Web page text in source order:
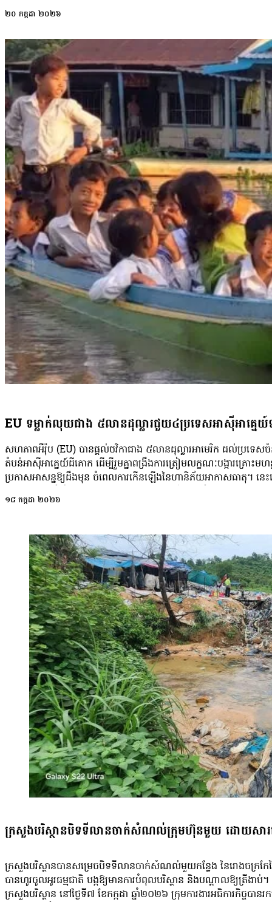
តាមោក តាមរយៈស្ថានីយបូមទឹក ដោយគ្មានប្រព័ន្ធចម្រោះត្រឹមត្រូវ។ ប្រជាពល
ពេញផ្លូវប្រៀបដូចជាព្រិលធ្លាក់ ដែលបញ្ហានេះមិនត្រឹមតែរំខានដល់អ្នកធ្វើដំ
ប៉ុន្តែវាក៏ជាភ្នាក់ងារចម្លងមេរោគថែមទៀតផង។ កំពុងអង្គុយលក់ភេសជ្ជៈនៅក្
ទឹកកប់ស្រូវ ក្នុងខណ្ឌព្រែកព្នៅ អ្នកស្រី ចាន់ សុផា បានរៀបរាប់ថា ក្លិនទឹកស្អុយ
មានអាការៈឈឺក្បាលជាញឹកញាប់ រីឯការរកស៊ីរបស់គាត់ មិនសូវមានអ្នកចូល
អតិថិជនបារម្ភពីផលប៉ះពាល់សុខភាព។អ្នកស្រីត្អូញត្អែរថា៖«ពេលខ្លះក្លិនហ្នឹង
ធ្វើឱ្យខ្ញុំឈឺក្បាលស្ទើរទ្រាំមិនបាន ហើយឥឡូវកើតជំងឺអាលែកហ្ស៊ីច្រមុះថែ
រដូវខ្យល់ធ្លាក់ ពពុះហោះពេញផ្លូវ ប៉ះសាច់ធ្វើឱ្យរមាស់ខ្លាំង ដល់ថ្នាក់ត្រូវផ្អ
មានដែរ។ ចំណែកម៉ូយៗវិញ ឃើញបែបហ្នឹងលែងហ៊ានចូលទិញព្រោះខ្លាចប៉
និយាយបណ្តើរយកដៃខ្ទប់ច្រមុះបណ្តើរ ស្រ្តីវ័យ៤៧ឆ្នាំរូបនេះ បន្តរៀបរាប់រាប់ថ
ហាក់ស៊ាំទៅនឹងក្លិនស្អុយនេះទៅហើយ ប៉ុន្តែគាត់នៅតែមានក្តីបារម្ភថា បើស្
យូរៗទៅ អាចធ្វើឱ្យមានជំងឺធ្ងន់ធ្ងរទៅថ្ងៃមុខ។ បន្ថែមលើនេះ អ្នកស្រីបារម្ភ
ដែលរស់នៅក្បែរនេះ ព្រោះពួកគេងាយរងគ្រោះខ្លាំងជាងមនុស្សចាស់។ អ្នកស្រី
មានការទប់ស្កាត់បន្ទាន់ [ក្លិនទឹកស្អុយ] ព្រោះអីមិនដឹងថា កើតជំងឺអីខ្លះទេ បើ
ពិសេសក្មេង ឧស្សាហ៍ឈឺ ជួនកាលផ្តាសាយ រាគ តែរហូតហ្នឹង!»។ បើតាមអ្ន
បញ្ហាភាយក្លិនស្អុយនេះ កើតមានជាង១០ឆ្នាំមកហើយ ចាប់តាំងពីមានការស
ទឹកនេះមក ប៉ុន្តែអាជ្ញាធរមិនទាន់មានវិធានការណាមួយដើម្បីទប់ស្កាត់ក្លិន
ដល់សុខភាពពលរដ្ឋនោះទេ។ ស្ថានីយបូមទឹកទំនប់កប់ស្រូវ ឬ ហៅថា បឹងតាម
ស្ថាបនាឡើងកាលពីឆ្នាំ​២០០៩ ក្នុងបំណងរំដោះការលិចលង់ ជាពិសេសនៅរដូ
ខាងជើងរាជធានីភ្នំពេញ។ នៅក្បែរកន្លែងបង្ហូរទឹកកខ្វក់នេះ មានផ្ទះប្រជាព
រកស៊ី ដូចជា លក់គ្រឿងភេសជ្ជៈ ចំណីអាហារ ប៉ះកង់ឡានម៉ូតូ រួមទាំងមានអ្នក
ដាច់ ខណៈអ្នកដំណើរមួយចំនួនដែលឆ្លងកាត់តាមតំបន់នេះ ខ្លះយកដៃខ្ទប់ច្រមុះ
ស្អុយនេះ។ កំពុងធ្វើដំណើរឆ្លងកាត់តំបន់នោះ ទាំងមានពាក់ម៉ាសផង បុរសជា
លោក វាសនា វ័យ៦០ឆ្នាំ បានរៀបរាប់ថា ពេលជិះម៉ូតូឆ្លងកាត់ស្ថានីយ៍បូមទឹក
លោក​ជួបការលំបាកក្នុងការដកដង្ហើម ដោយសារតែក្លិនទឹកស្អុយខ្លាំងពេក។
បារម្ភចំពោះសុខភាពផ្ទាល់ខ្លួន ព្រោះលោកត្រូវធ្វើដំណើរឆ្លងកាត់តំបន់នេះ
ការជួយដោះស្រាយបញ្ហានេះឱ្យបានឆាប់ផងដែរ។ លោកបន្តថា៖«អ្វីដែលគួរឱ្
នៅពេលរដូវធ្លាក់ខ្យល់មកដល់ ពពុះទឹកស្អុយពណ៌​សៗទាំងផ្ទាំងៗហោះហើរពេ
ខ្លួនឯងខ្លាំងណាស់ ព្រោះទឹកកខ្វក់ជះក្លិនពុលបែបនេះ បើជិះកាត់ស្រូបវារាល់ថ្
ថ្ងៃណាបង្កជាជំងឺប៉ះពាល់ដល់សួត និងផ្លូវដង្ហើមទេ បើអាជ្ញាធរមិនមានវិធាន
ទាន់ពេលទេនោះ»។ បឹងតាមោក ឬបឹងកប់ស្រូវ គឺជាបឹងធម្មជាតិដ៏ធំមួយដែល
២៣៩ ហិកតា ស្ថិតនៅភាគខាងលិចឆៀងខាងជើងនៃរាជធានីភ្នំពេញ។ បឹងនេ
សំខាន់ជាអាងស្តុកទឹកកខ្វក់ និងប្រព័ន្ធរំដោះទឹកដ៏ចម្បងពីរាជធានីភ្នំពេញ។ ទ
កំពុងត្រូវបានលុបបន្តិចម្តងៗ ជំនួសមកវិញនូវសំណង់បុរី លំនៅដ្ឋាន និងដីឡូតិ៍
កាន់តែរួមតូច។ ដោយឡែក ការបង្ហូរទឹកកក្វក់ចេញពីរាជធានីភ្នំពេញ ចូលទៅ
បង្កឲ្យមានការកើនឡើងនូវពពុះសៗអណ្តែតពេញផ្ទៃទឹក និងរាលដាលតាមច្រ
ពពុះ និងទឹកកខ្វក់ទាំងនេះហើយ ដែលបង្កើតបានជាការបំពុលបរិស្ថាន និងប៉
ដល់សុខភាព និងការរស់នៅប្រចាំថ្ងៃរបស់ប្រជាពលរដ្ឋ។ ជុំវិញបញ្ហានេះ ប្រ
ពេទ្យគុណធម៌កម្ពុជា លោកវេជ្ជបណ្ឌិត អ៊ូច វុឌ្ឍី ពន្យល់ថា ទឹកស្អុយដែលហូរម
មានលាយឡំដោយសារធាតុគីមី ដែលវាបង្កើតជាពពុះដែលបង្កហានិភ័យខ្ព
ធ្ងន់ធ្ងរ។ លោកបន្ថែមថា ការស្រូបយកសារធាតុទាំងនេះក្នុង​រយៈពេលវែង អ
ជំងឺសួតរ៉ាំរ៉ៃ ជំងឺរបេង និងជំងឺសើស្បែកជាដើម។ លោកបញ្ជាក់ថា៖«វាប៉ះព
ពាល់ខួរក្បាល ទីបីប៉ះពាល់ទៅស្បែក។ បើសិនជាវា [ពពុះ] ជាប់លើស្បែកយើ
រលាកស្បែក វាអាចនឹងមាន កមរមាស់ វាអាចនឹងមានអាលែកហ្ស៊ីផ្សេងៗ។ ថ្ង
មានផលប៉ះពាល់ទៅនឹងជំងឺផ្សេងៗទៅដល់បងប្អូនប្រជាពលរដ្ឋយើង ដូចជា
ជំងឺរបេង ជំងឺសួតរ៉ាំរ៉ៃ ហើយនិងជំងឺសួតមួយទៀតគេហៅថា ជំងឺសួតដោយគី
ផ្តល់ជាយោបល់ថា សម្រាប់ប្រជាពលរដ្ឋដែលផ្ទះនៅក្បែរនោះ បើអាចគួរធ្វើ
ផ្ទះឱ្យជិត ដើម្បីការពារក្លិន និងពពុះកុំឱ្យហោះចូលផ្ទះ ព្រោះសារធាតុពុលទាំ
ឥទ្ធិពលតាមខ្យល់ក្នុងរង្វង់រហូតដល់ទៅ ២ គីឡូម៉ែត្រជុំវិញទីនោះ។ ដោយឡែ
មជ្ឈមណ្ឌលប្រជាពលរដ្ឋដើម្បីអភិវឌ្ឍន៍ និងសន្តិភាព លោក យង់ គីម​អេង ក
ប្រទេសជឿនលឿន គេមានបច្ចេកទេសក្នុងការសាងសង់ប្រព័ន្ធចម្រោះទឹក
ឡើងវិញ គ្រប់គ្រងមិនឱ្យមានធុំក្លិនស្អុយ ឬបង្កជាផលប៉ះពាល់ដល់សុខភាព
ប្រជាពលរដ្ឋឡើយ។ លោកថា ការយកគំរូ និងបទពិសោធន៍ពីប្រទេសទាំងន
ចាំបាច់បំផុត ដើម្បីធានាថាសុខុមាលភាពរបស់ប្រជាពលរដ្ឋត្រូវបានការពារ។
បណ្តាប្រទេស ដែលនៅខាងអឺរ៉ុប អីវិញ សឹងតែទឹកទាំងអស់ហ្នឹង ស្អាតហ្មង
២០ កក្កដា ២០២៦
EU ទម្លាក់លុយជាង ៥លានដុល្លារជួយ៤ប្រទេសអាស៊ីអាគ្នេ
សហភាពអឺរ៉ុប (EU) បានផ្តល់ថវិកាជាង ៥លានដុល្លារអាមេរិក ដល់ប្រទេស
តំបន់អាស៊ីអាគ្នេយ៍ដីគោក ដើម្បីរួមគ្នាពង្រឹងការត្រៀមលក្ខណៈបង្ការគ្រោះមហ
ប្រកាសអាសន្នឱ្យដឹងមុន ចំពេលការកើនឡើងនៃហានិភ័យអាកាសធាតុ។ នេះ
ឆ្នាំ២០២៦។ ជំនួយមនុស្សធម៌នេះ នឹងត្រូវអនុវត្តតាមរយៈគំនិតផ្តួចផ្តើមកម្រិ
ក្នុងរយៈពេល ២ឆ្នាំ (២០២៦-២០២៨) នៅប្រទេសចំនួន៤ រួមមាន កម្ពុជា
និងថៃ។ គម្រោងនេះនឹងផ្តោតសំខាន់លើកុមារ ការត្រៀមលក្ខណៈរបស់សាល
និងសហគមន៍ ការការពារកុមារ ព្រមទាំងការពង្រឹងប្រព័ន្ធគ្រប់គ្រងនៅមូលដ្ឋ
ថវិកានេះ ប្រទេសកម្ពុជានឹងទទួលបានថវិកាប្រមាណជាង ៧សែនដុល្លារអាម
គោលដៅលើសហគមន៍ងាយរងគ្រោះក្នុងខេត្តកំពង់ចាម និងខេត្តកំពង់ឆ្នាំង
ក្បែរបឹងទន្លេសាប ពោលគឺតំបន់ដែលរងផលប៉ះពាល់ធ្ងន់ធ្ងរដោយសារទឹកជំន
និងខ្យល់កន្ត្រាក់។ យោងតាមអង្គការ Save the Children គម្រោងនេះនឹង
និងជីវភាពពលរដ្ឋពីគ្រោះធម្មជាតិ និងបាតុភូតអែលនីញ៉ូ (El Niño) តាមរយ
ជំនាញប្រព័ន្ធព្រមានជាមុនដល់សហគមន៍ ជាពិសេសកុមារ ស្ត្រី និងជនមានពិក
ធានាថាព័ត៌មានសំខាន់ៗ អាចទៅដល់ដៃអ្នកដែលត្រូវការបំផុត និងជួយឱ្យពួកគ
ភាពឆ្លើយតបបានភ្លាមៗ។ អង្គការ Save the Children បានបញ្ជាក់ថា ក
ធាតុបានជំរុញឱ្យមានព្រឹត្តិការណ៍អាកាសធាតុខ្លាំងក្លាកាន់តែញឹកញាប់ និងធ្ង
កុមារគឺជាអ្នកដែលរងទុក្ខខ្លាំងជាងគេ។ បាតុភូតអែលនីញ៉ូ និងការឡើងកម្ដៅផ
មានសីតុណ្ហភាពកាន់តែខ្ពស់ គ្រោះរាំងស្ងួតកាន់តែគ្រោះថ្នាក់ និងទឹកជំនន់បំផ្
ដោយសារការកើនឡើងនៃរបបទឹកភ្លៀង ដែលបណ្ដាលឱ្យកុមារអាស៊ីអាគ្នេយ៍រ
ជម្លៀសចេញពីផ្ទះសម្បែង និងថ្នាក់រៀនកាលពីឆ្នាំ២០២៥ កន្លងទៅ។ តាមការ
អង្គការ Save the Children ទោះបីជាចំនួនប្រជាជនរងផលប៉ះពាល់ដោ
អាកាសធាតុមានការកើនឡើងក៏ដោយ ក៏ប្រព័ន្ធព្រមានទុកជាមុននៅតែមិនទ
ទូលាយ និងទៅដល់ក្រុមមនុស្សងាយរងគ្រោះបំផុត ជាពិសេសកុមារនៅឡើយ
ប្រទេសកម្ពុជាមានយុទ្ធសាស្ត្រសកម្មភាពមុនពេលមានអាសន្នជាតិ
នេះ ខណៈដែលគ្រួសារជាច្រើនធ្លាប់ត្រូវបានបង្ខំឱ្យរត់គេចពីកម្រិតទឹកដែលកំ
ដោយសារព្យុះ ដែលបង្កជាការភ័យខ្លាចដល់កុមារ។ នាយកប្រចាំតំបន់អាស៊ី នៃ
ដោយអាកាសធាតុ គឺគ្មានព្រំដែននោះទេ ដូច្នេះកម្មវិធីថ្នាក់តំបន់នេះ នឹងសង្គ្
ដោយធានាថា ការព្រមានពិតជាបានទៅដល់អ្នកងាយរងគ្រោះបំផុត ជាពិសេស
ពេលគ្រប់គ្រាន់ក្នុងការធ្វើសកម្មភាពយ៉ាងឆាប់រហ័ស។ លោក Arshad
១៨ កក្កដា ២០២៦
ក្រសួងបរិស្ថានបិទទីលានចាក់សំណល់ក្រុមហ៊ុនមួយ ដោយសាររ
ក្រសួងបរិស្ថានបានសម្រេចបិទទីលានចាក់សំណល់មួយកន្លែង នៃរោងចក្រ
បានហូរចូលអូរធម្មជាតិ បង្កឱ្យមានការបំពុលបរិស្ថាន និងបណ្តាលឱ្យត្រីងាប់
ក្រសួងបរិស្ថាន នៅថ្ងៃទី៧ ខែកក្កដា ឆ្នាំ២០២៦ ក្រុមការងារអធិការកិ